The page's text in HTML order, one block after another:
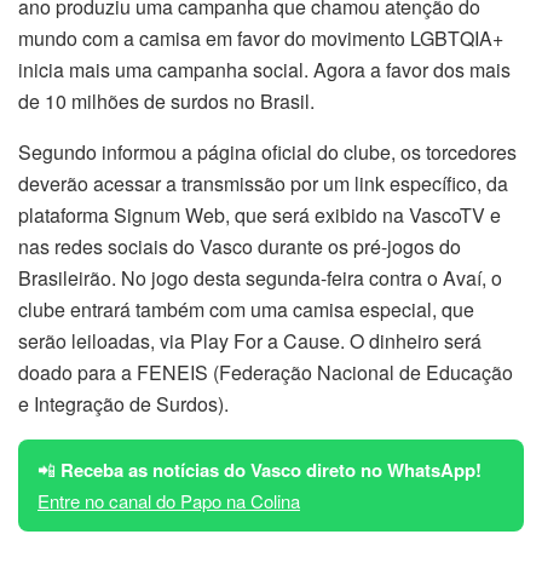
ano produziu uma campanha que chamou atenção do
mundo com a camisa em favor do movimento LGBTQIA+
inicia mais uma campanha social. Agora a favor dos mais
de 10 milhões de surdos no Brasil.
Segundo informou a página oficial do clube, os torcedores
deverão acessar a transmissão por um link específico, da
plataforma Signum Web, que será exibido na VascoTV e
nas redes sociais do Vasco durante os pré-jogos do
Brasileirão. No jogo desta segunda-feira contra o Avaí, o
clube entrará também com uma camisa especial, que
serão leiloadas, via Play For a Cause. O dinheiro será
doado para a FENEIS (Federação Nacional de Educação
e Integração de Surdos).
📲 Receba as notícias do Vasco direto no WhatsApp!
Entre no canal do Papo na Colina